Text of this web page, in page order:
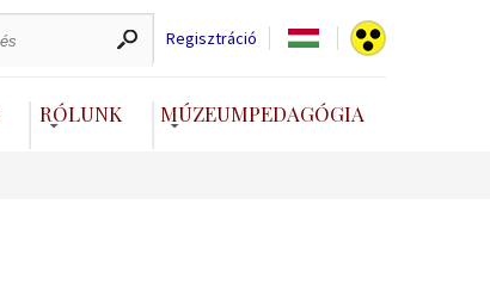
Regisztráció
RÓLUNK MÚZEUMPEDAGÓGIA